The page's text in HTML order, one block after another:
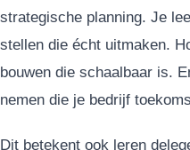
strategische planning. Je
stellen die écht uitmaken.
bouwen die schaalbaar is.
nemen die je bedrijf
Dit betekent ook leren